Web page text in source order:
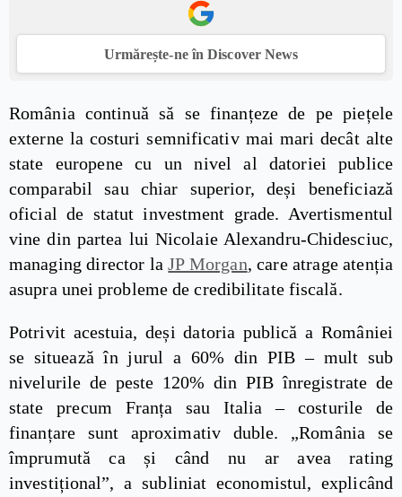
Urmărește-ne în Discover News
România continuă să se finanțeze de pe piețele
externe la costuri semnificativ mai mari decât alte
state europene cu un nivel al datoriei publice
comparabil sau chiar superior, deși beneficiază
oficial de statut investment grade. Avertismentul
vine din partea lui Nicolaie Alexandru-Chidesciuc,
managing director laJP Morgan, care atrage atenția
asupra unei probleme de credibilitate fiscală.
Potrivit acestuia, deși datoria publică a României
se situează în jurul a 60% din PIB – mult sub
nivelurile de peste 120% din PIB înregistrate de
state precum Franța sau Italia – costurile de
finanțare sunt aproximativ duble. „România se
împrumută ca și când nu ar avea rating
investițional”, a subliniat economistul, explicând